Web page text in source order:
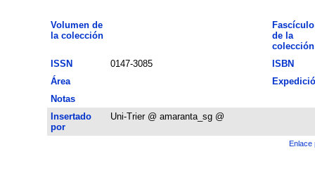
Volumen de
la colección
Fascículo
de la
colección
ISSN
0147-3085
ISBN
Área
Notas
Insertado
por
Uni-Trier @ amaranta_sg @
Enlace